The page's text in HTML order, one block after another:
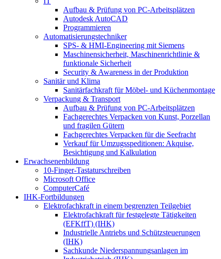
Aufbau & Prüfung von PC-Arbeitsplätzen
Autodesk AutoCAD
Programmieren
Automatisierungstechniker
SPS‑ & HMI‑Engineering mit Siemens
Maschinensicherheit, Maschinenrichtlinie &
funktionale Sicherheit
Security & Awareness in der Produktion
Sanitär und Klima
Sanitärfachkraft für Möbel- und Küchenmontage
Verpackung & Transport
Aufbau & Prüfung von PC-Arbeitsplätzen
Fachgerechtes Verpacken von Kunst, Porzellan
und fragilen Gütern
Fachgerechtes Verpacken für die Seefracht
Verkauf für Umzugsspeditionen: Akquise,
Besichtigung und Kalkulation
Erwachsenenbildung
10-Finger-Tastaturschreiben
Microsoft Office
ComputerCafé
IHK-Fortbildungen
Elektrofachkraft in einem begrenzten Teilgebiet
Elektrofachkraft für festgelegte Tätigkeiten
(EFKffT) (IHK)
Industrielle Antriebs und Schützsteuerungen
(IHK)
Sachkunde Niederspannungsanlagen im